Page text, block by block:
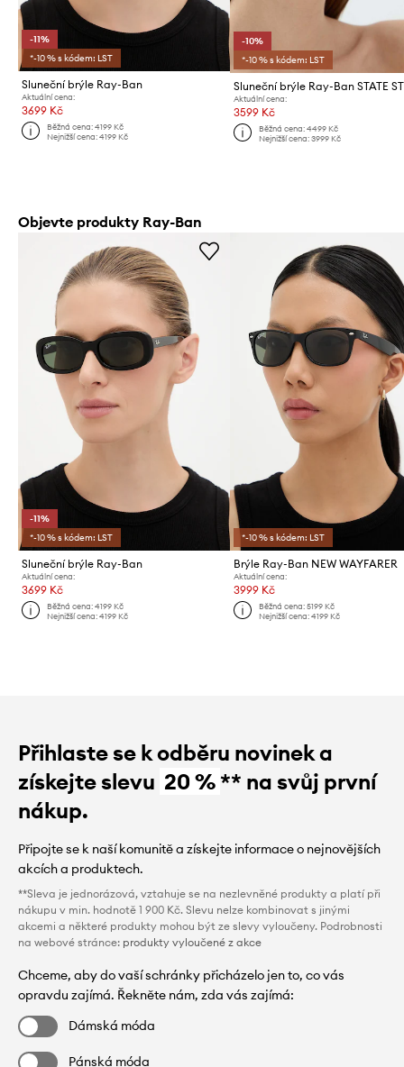
-11%
*-10 % s kódem: LST
Sluneční brýle Ray-Ban
Aktuální cena:
3699 Kč
Běžná cena:4199 Kč
Nejnižší cena:4199 Kč
-10%
*-10 % s kódem: LST
Sluneční brýle Ray-Ban STATE
Aktuální cena:
3599 Kč
Běžná cena: 4499 Kč
Nejnižší cena: 3999 Kč
Objevte produkty Ray-Ban
-11%
*-10 % s kódem: LST
Sluneční brýle Ray-Ban
Aktuální cena:
3699 Kč
Běžná cena:4199 Kč
Nejnižší cena:4199 Kč
*-10 % s kódem: LST
Brýle Ray-Ban NEW WAYFARER
Aktuální cena:
3999 Kč
Běžná cena: 5199 Kč
Nejnižší cena: 4199 Kč
Přihlaste se k odběru novinek a
získejte slevu 20 %** na svůj první
nákup.
Připojte se k naší komunitě a získejte informace o nejnovějších
akcích a produktech.
**Sleva je jednorázová, vztahuje se na nezlevněné produkty a platí při
nákupu v min. hodnotě 1 900 Kč. Slevu nelze kombinovat s jinými
akcemi a některé produkty mohou být ze slevy vyloučeny. Podrobnosti
na webové stránce: produkty vyloučené z akce
Chceme, aby do vaší schránky přicházelo jen to, co vás
opravdu zajímá. Řekněte nám, zda vás zajímá:
Dámská móda
Pánská móda